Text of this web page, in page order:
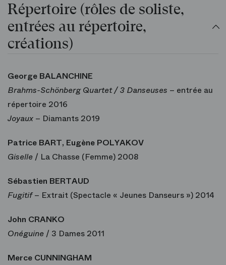
Répertoire (rôles de soliste,
entrées au répertoire,
créations)
George BALANCHINE
Brahms-Schönberg Quartet/ 3 Danseuses – entrée au
répertoire 2016
Joyaux – Diamants 2019
Patrice BART, Eugène POLYAKOV
Giselle / La Chasse (Femme) 2008
Sébastien BERTAUD
Fugitif– Extrait (Spectacle « Jeunes Danseurs ») 2014
John CRANKO
Onéguine / 3 Dames 2011
Merce CUNNINGHAM